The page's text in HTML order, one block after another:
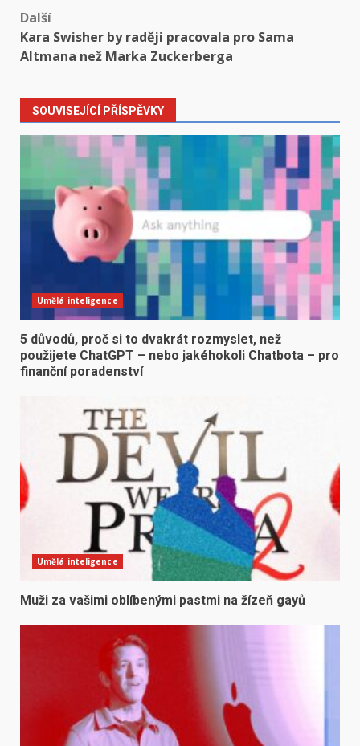
Další
Kara Swisher by raději pracovala pro Sama
Altmana než Marka Zuckerberga
SOUVISEJÍCÍ PŘÍSPĚVKY
Umělá inteligence
5 důvodů, proč si to dvakrát rozmyslet, než
použijete ChatGPT – nebo jakéhokoli Chatbota – pro
finanční poradenství
Umělá inteligence
Muži za vašimi oblíbenými pastmi na žízeň gayů